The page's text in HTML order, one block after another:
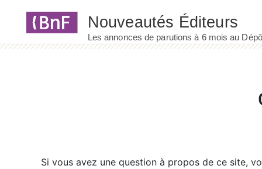
Si vous avez une question à propos de ce site,